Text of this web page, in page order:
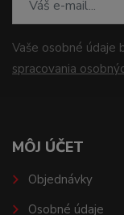
Vaše osobné údaje
spracovania
MÔJ ÚČET
Objednávky
Osobné údaje